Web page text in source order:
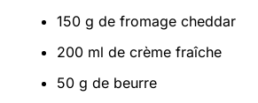
150 g de fromage cheddar
200 ml de crème fraîche
50 g de beurre